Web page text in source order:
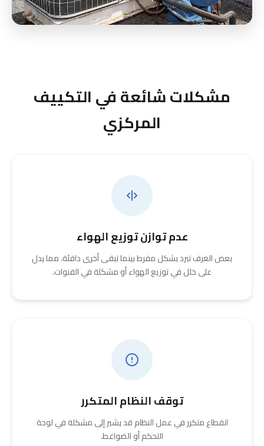
مشكلات شائعة في التكييف
المركزي
عدم توازن توزيع الهواء
بعض الغرف تبرد بشكل مفرط بينما تبقى أخرى دافئة، مما يدل
على خلل في توزيع الهواء أو مشكلة في القنوات.
توقف النظام المتكرر
انقطاع متكرر في عمل النظام قد يشير إلى مشكلة في لوحة
التحكم أو الضواغط.